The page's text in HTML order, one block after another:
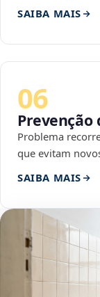
SAIBA MAIS
06
Prevenção
Problema
que evitam
SAIBA MAIS